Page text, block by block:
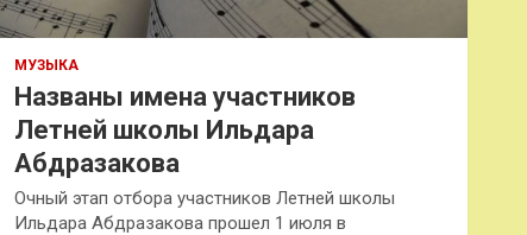
МУЗЫКА
Названы имена участников
Летней школы Ильдара
Абдразакова
Очный этап отбора участников Летней школы
Ильдара Абдразакова прошел 1 июля в